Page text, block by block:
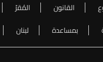
القانون المُقرّ
بمساعدة لبنان